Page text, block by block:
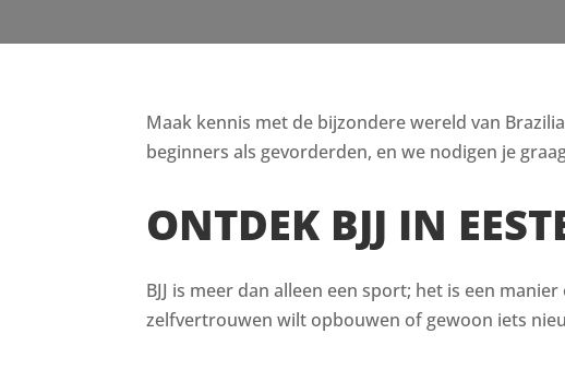
Maak kennis met de bijzondere wereld van
beginners als gevorderden, en we nodigen je
ONTDEK BJJ IN
BJJ is meer dan alleen een sport; het is een
zelfvertrouwen wilt opbouwen of gewoon iets